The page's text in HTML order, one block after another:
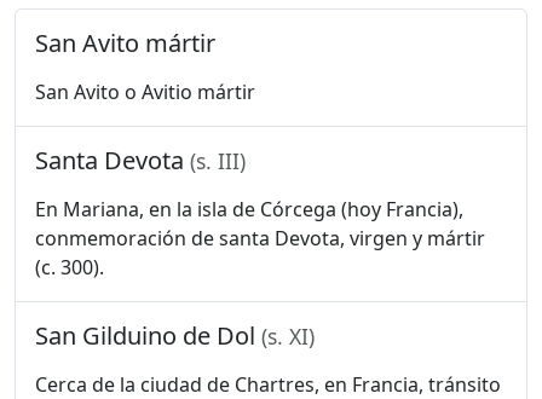
San Avito mártir
San Avito o Avitio mártir
Santa Devota (s. III)
En Mariana, en la isla de Córcega (hoy Francia),
conmemoración de santa Devota, virgen y mártir
(c. 300).
San Gilduino de Dol (s. XI)
Cerca de la ciudad de Chartres, en Francia, tránsito